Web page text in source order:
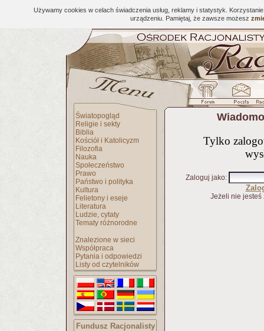
Używamy cookies w celach świadczenia usług, reklamy i statystyk.
urządzeniu. Pamiętaj, że zawsze możesz
Światopogląd
Religie i sekty
Biblia
Kościół i Katolicyzm
Filozofia
Nauka
Społeczeństwo
Prawo
Państwo i polityka
Kultura
Felietony i eseje
Literatura
Ludzie, cytaty
Tematy różnorodne
Znalezione w sieci
Współpraca
Pytania i odpowiedzi
Listy od czytelników
Fundusz Racjonalisty
Tylko
Zaloguj jako:
Jeżeli nie